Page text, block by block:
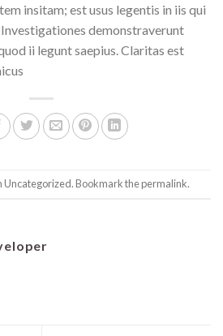
insitam; est usus legentis in iis qui
demonstraverunt
ii legunt saepius. Claritas est
Uncategorized. Bookmark thepermalink.